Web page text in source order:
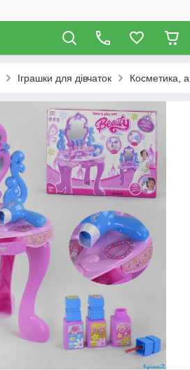
Іграшки для дівчаток Косметика,